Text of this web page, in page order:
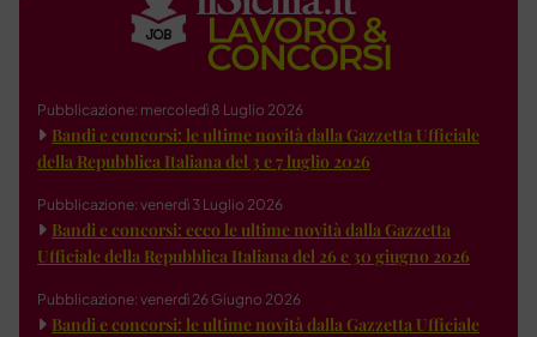
Pubblicazione: mercoledì 8 Luglio 2026
Bandi e concorsi: le ultime novità dalla Gazzetta Ufficiale
della Repubblica Italiana del 3 e 7 luglio 2026
Pubblicazione: venerdì 3 Luglio 2026
Bandi e concorsi: ecco le ultime novità dalla Gazzetta
Ufficiale della Repubblica Italiana del 26 e 30 giugno 2026
Pubblicazione: venerdì 26 Giugno 2026
Bandi e concorsi: le ultime novità dalla Gazzetta Ufficiale